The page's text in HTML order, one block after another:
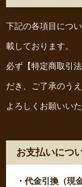
下記の各項目につ
載しております。
必ず 【特定商取引
だき、ご了承のう
よろしくお願いいた
お支払いにつ
・代金引換（現